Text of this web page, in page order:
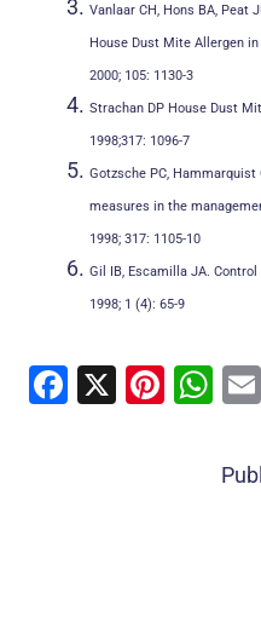
Vanlaar CH, Hons BA, Peat
House Dust Mite Allergen
2000; 105: 1130-3
Strachan DP House Dust
1998;317: 1096-7
Gotzsche PC,
measures in the
1998; 317: 1105-10
Gil IB, Escamilla JA.
1998; 1 (4): 65-9
F
X
Pi W
at